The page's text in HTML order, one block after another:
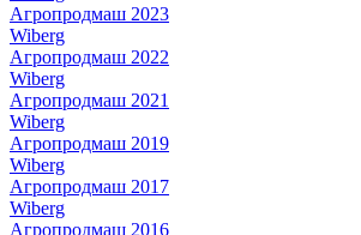
Агропродмаш 2023
Wiberg
Агропродмаш 2022
Wiberg
Агропродмаш 2021
Wiberg
Агропродмаш 2019
Wiberg
Агропродмаш 2017
Wiberg
Агропродмаш 2016